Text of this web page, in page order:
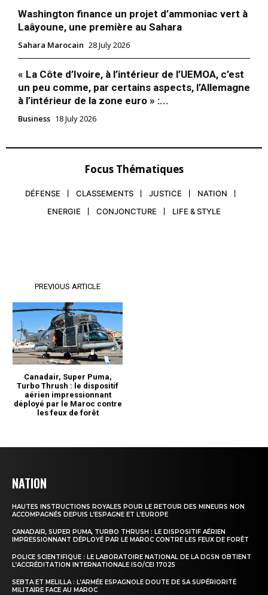
NATION
HAUTES INSTRUCTIONS ROYALES POUR LE RETOUR DES MINEURS NON
ACCOMPAGNÉS DEPUIS L’ESPAGNE ET L’EUROPE
CANADAIR, SUPER PUMA, TURBO THRUSH : LE DISPOSITIF AÉRIEN
IMPRESSIONNANT DÉPLOYÉ PAR LE MAROC CONTRE LES FEUX DE FORÊT
POLICE SCIENTIFIQUE : LE LABORATOIRE NATIONAL DE LA DGSN OBTIENT
L’ACCRÉDITATION INTERNATIONALE ISO/CEI 17025
SEBTA ET MELILLA : L’ARMÉE ESPAGNOLE DOUTE DE SA SUPÉRIORITÉ
MILITAIRE FACE AU MAROC